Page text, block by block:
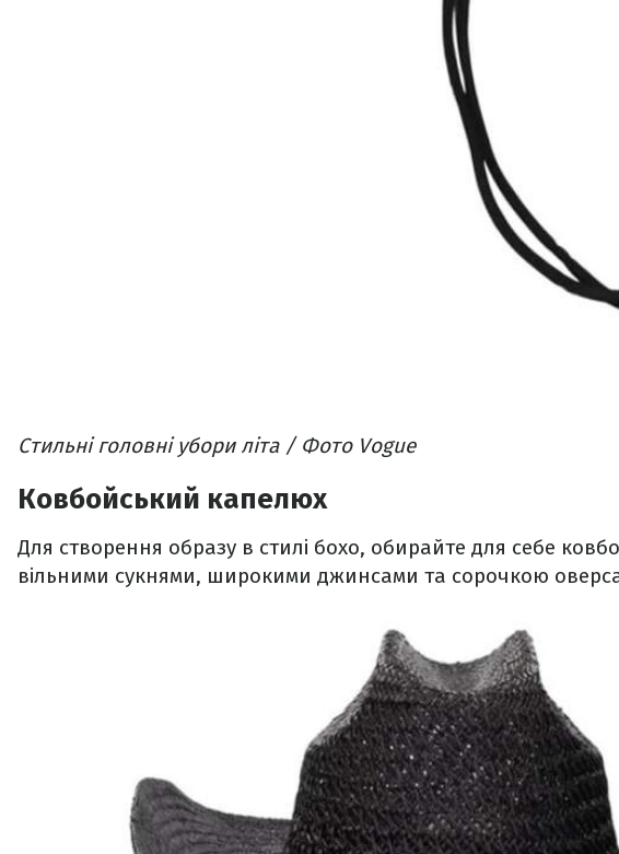
Стильні головні убори літа / Фото Vogue
Ковбойський капелюх
Для створення образу в стилі бохо, обирайте для себе
вільними сукнями, широкими джинсами та сорочкою